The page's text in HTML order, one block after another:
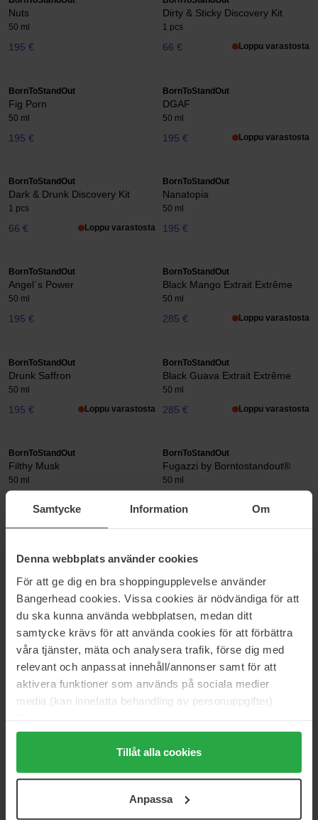
Samtycke Information Om
Denna webbplats använder cookies
För att ge dig en bra shoppingupplevelse använder
Bangerhead cookies. Vissa cookies är nödvändiga för att
du ska kunna använda webbplatsen, medan ditt
samtycke krävs för att använda cookies för att förbättra
våra tjänster, mäta och analysera trafik, förse dig med
relevant och anpassat innehåll/annonser samt för att
aktivera funktioner som används på sociala medier
media (kan innefatta behandling av personuppgifter).
Genom att trycka på "Tillåt alla cookies" accepterar du
alla cookies, medan du under "Detaljer" kan anpassa
användningen av cookies. Du kan när som helst återkalla
samt vår Integritetspolicy.
Tillåt alla cookies
Anpassa
Nuts
50 ml
195 €
Dirty & Sticky Discovery Kit
1 pcs
66 € Loppu varastosta
BornToStandOut
Fig Porn
50 ml
195 €
BornToStandOut
DGAF
50 ml
195 € Loppu varastosta
BornToStandOut
Dark & Drunk Discovery Kit
1 pcs
66 € Loppu varastosta
BornToStandOut
Nanatopia
50 ml
195 €
BornToStandOut
Angel´s Power
50 ml
195 €
BornToStandOut
Black Mango Extrait Extrême
50 ml
285 € Loppu varastosta
BornToStandOut
Drunk Saffron
50 ml
195 € Loppu varastosta
BornToStandOut
Black Guava Extrait Extrême
50 ml
285 € Loppu varastosta
BornToStandOut
Filthy Musk
50 ml
BornToStandOut
Fugazzi by Borntostandout®
50 ml
Dirty Heaven Mad Honey (x-rated)
195 €
BornToStandOut
Mary-Jane
50 ml
195 €
BornToStandOut
Dirty Rainbow
50 ml
195 €
L'aminal
195 €
50 ml
195 €